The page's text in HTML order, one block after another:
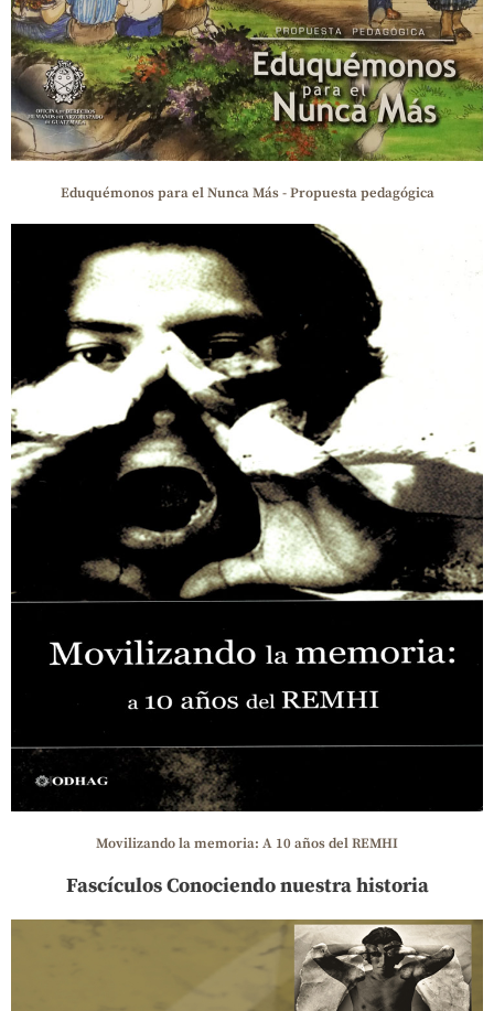
Eduquémonos para el Nunca Más - Propuesta pedagógica
Movilizando la memoria: A 10 años del REMHI
Fascículos Conociendo nuestra historia